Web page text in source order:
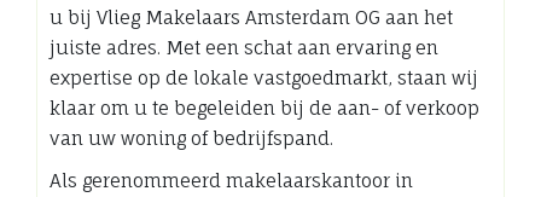
u bij Vlieg Makelaars Amsterdam OG aan het
juiste adres. Met een schat aan ervaring en
expertise op de lokale vastgoedmarkt, staan wij
klaar om u te begeleiden bij de aan- of verkoop
van uw woning of bedrijfspand.
Als gerenommeerd makelaarskantoor in